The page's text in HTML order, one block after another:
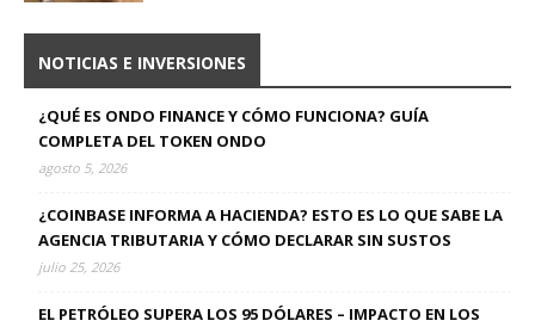
NOTICIAS E INVERSIONES
¿QUÉ ES ONDO FINANCE Y CÓMO FUNCIONA? GUÍA
COMPLETA DEL TOKEN ONDO
agosto 5, 2026
¿COINBASE INFORMA A HACIENDA? ESTO ES LO QUE SABE LA
AGENCIA TRIBUTARIA Y CÓMO DECLARAR SIN SUSTOS
julio 25, 2026
EL PETRÓLEO SUPERA LOS 95 DÓLARES – IMPACTO EN LOS